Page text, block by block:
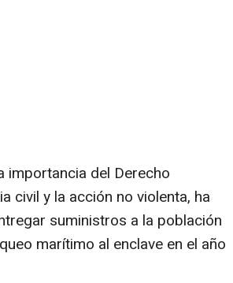
importancia del Derecho
civil y la acción no violenta, ha
suministros a la población
marítimo al enclave en el año